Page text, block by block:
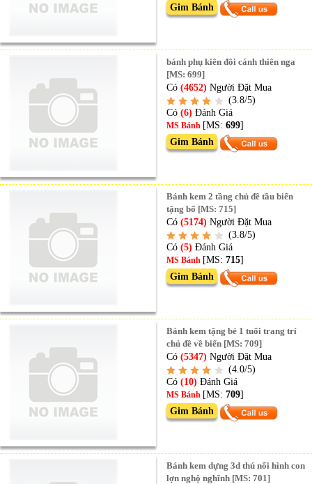
Gim Bánh
bánh phụ kiên đôi cánh thiên nga
[MS: 699]
Có(4652) Người Đặt Mua
(3.8/5)
Có (6)Đánh Giá
MS Bánh [MS:699]
Gim Bánh
Bánh kem 2 tầng chủ đề tầu biển
tặng bố [MS: 715]
Có(5174) Người Đặt Mua
(3.8/5)
Có (5)Đánh Giá
MS Bánh [MS:715]
Gim Bánh
Bánh kem tặng bé 1 tuổi trang trí
chủ đề về biển [MS: 709]
Có(5347) Người Đặt Mua
(4.0/5)
Có (10)Đánh Giá
MS Bánh [MS:709]
Gim Bánh
Bánh kem dựng 3d thú nổi hình con
lợn nghộ nghĩnh [MS: 701]